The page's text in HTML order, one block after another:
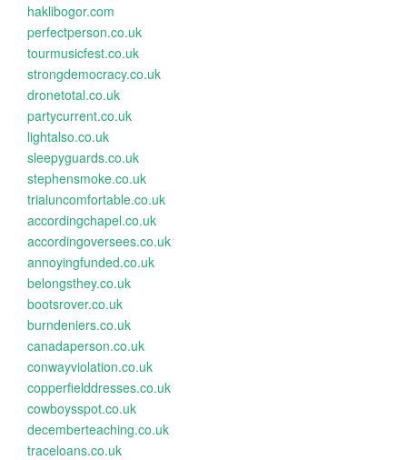
haklibogor.com
perfectperson.co.uk
tourmusicfest.co.uk
strongdemocracy.co.uk
dronetotal.co.uk
partycurrent.co.uk
lightalso.co.uk
sleepyguards.co.uk
stephensmoke.co.uk
trialuncomfortable.co.uk
accordingchapel.co.uk
accordingoversees.co.uk
annoyingfunded.co.uk
belongsthey.co.uk
bootsrover.co.uk
burndeniers.co.uk
canadaperson.co.uk
conwayviolation.co.uk
copperfielddresses.co.uk
cowboysspot.co.uk
decemberteaching.co.uk
traceloans.co.uk